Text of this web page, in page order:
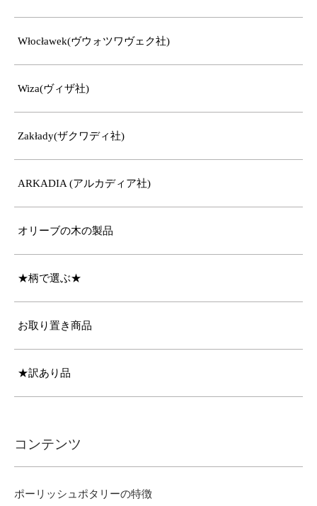
Włocławek(ヴウォツワヴェク社)
Wiza(ヴィザ社)
Zakłady(ザクワディ社)
ARKADIA (アルカディア社)
オリーブの木の製品
★柄で選ぶ★
お取り置き商品
★訳あり品
コンテンツ
ポーリッシュポタリーの特徴